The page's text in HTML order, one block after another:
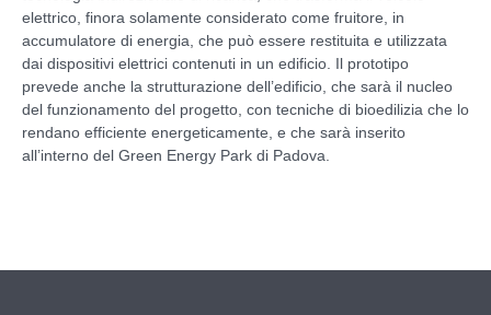
elettrico, finora solamente considerato come fruitore, in
accumulatore di energia, che può essere restituita e utilizzata
dai dispositivi elettrici contenuti in un edificio. Il prototipo
prevede anche la strutturazione dell’edificio, che sarà il nucleo
del funzionamento del progetto, con tecniche di bioedilizia che lo
rendano efficiente energeticamente, e che sarà inserito
all’interno del Green Energy Park di Padova.